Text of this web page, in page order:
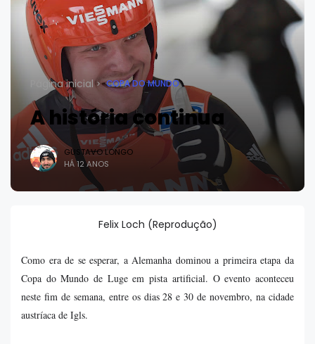
Página inicial COPA DO MUNDO
A história continua
GUSTAVO LONGO
HÁ 12 ANOS
Felix Loch (Reprodução)
Como era de se esperar, a Alemanha dominou a primeira etapa da
Copa do Mundo de Luge em pista artificial. O evento aconteceu
neste fim de semana, entre os dias 28 e 30 de novembro, na cidade
austríaca de Igls.